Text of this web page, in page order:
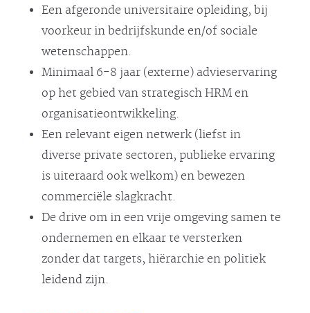
Een afgeronde universitaire opleiding, bij
voorkeur in bedrijfskunde en/of sociale
wetenschappen.
Minimaal 6-8 jaar (externe) advieservaring
op het gebied van strategisch HRM en
organisatieontwikkeling.
Een relevant eigen netwerk (liefst in
diverse private sectoren, publieke ervaring
is uiteraard ook welkom) en bewezen
commerciële slagkracht.
De drive om in een vrije omgeving samen te
ondernemen en elkaar te versterken
zonder dat targets, hiërarchie en politiek
leidend zijn.